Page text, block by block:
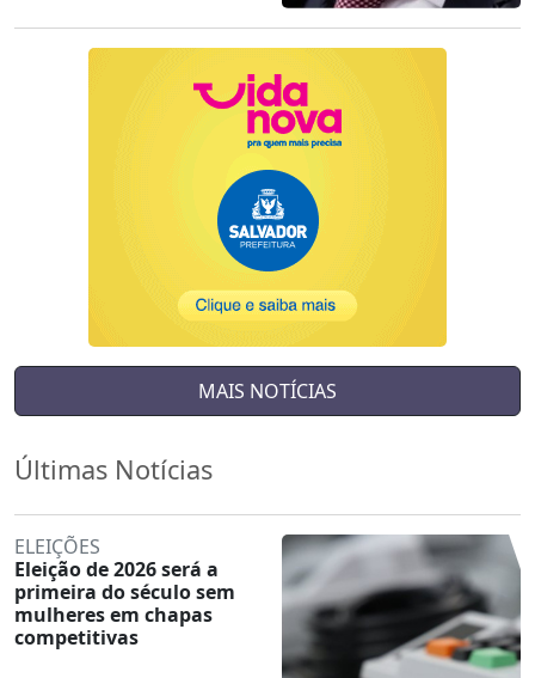
MAIS NOTÍCIAS
Últimas Notícias
ELEIÇÕES
Eleição de 2026 será a
primeira do século sem
mulheres em chapas
competitivas